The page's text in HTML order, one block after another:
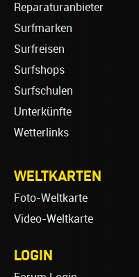
Reparaturanbieter
Surfmarken
Surfreisen
Surfshops
Surfschulen
Unterkünfte
Wetterlinks
WELTKARTEN
Foto-Weltkarte
Video-Weltkarte
LOGIN